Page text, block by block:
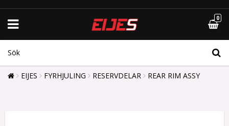
0
EIJES FYRHJULING RESERVDELAR REAR RIM ASSY